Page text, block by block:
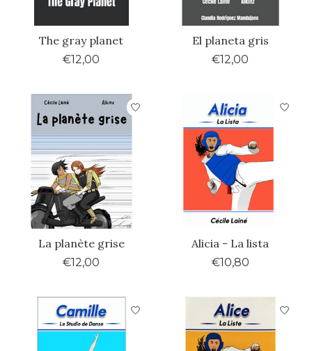
The gray planet
€12,00
El planeta gris
€12,00
La planète grise
€12,00
Alicia - La lista
€10,80